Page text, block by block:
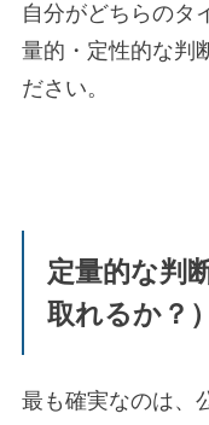
自分がどちらのタ
量的・定性的な判
ださい。
定量的な判
取れるか？）
最も確実なのは、